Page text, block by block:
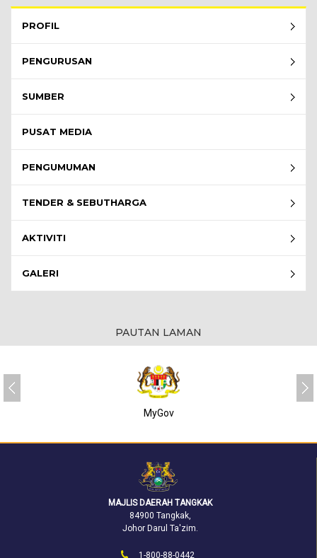
PROFIL
PENGURUSAN
SUMBER
PUSAT MEDIA
PENGUMUMAN
TENDER & SEBUTHARGA
AKTIVITI
GALERI
PAUTAN LAMAN
MyGov
MAJLIS DAERAH TANGKAK
84900 Tangkak,
Johor Darul Ta'zim.
1-800-88-0442